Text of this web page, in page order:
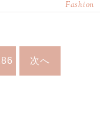
Fashion
次へ